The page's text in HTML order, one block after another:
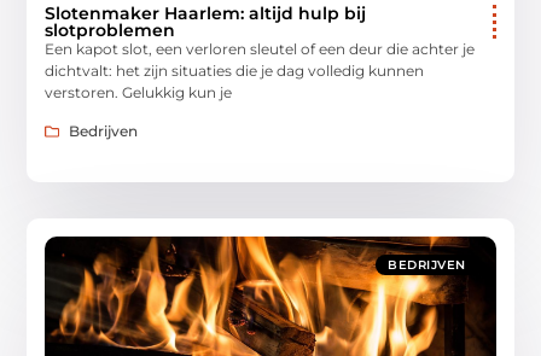
Slotenmaker Haarlem: altijd hulp bij
slotproblemen
Een kapot slot, een verloren sleutel of een deur die achter je
dichtvalt: het zijn situaties die je dag volledig kunnen
verstoren. Gelukkig kun je
Bedrijven
BEDRIJVEN